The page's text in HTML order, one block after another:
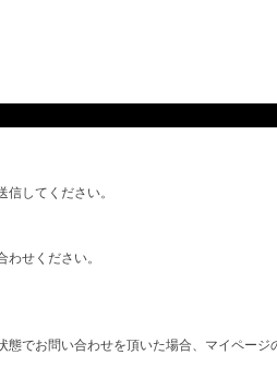
してください。
せください。
でお問い合わせを頂いた場合、マイページ